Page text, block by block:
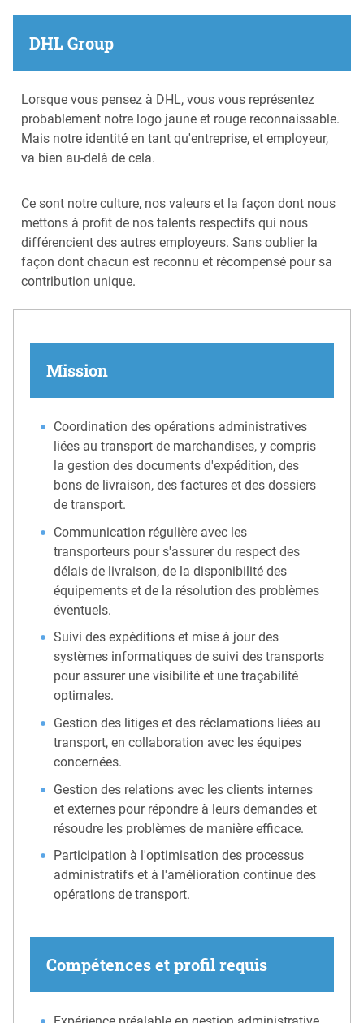
DHL Group
​​Lorsque vous pensez à DHL, vous vous représentez
probablement notre logo jaune et rouge reconnaissable.
Mais notre identité en tant qu'entreprise, et employeur,
va bien au-delà de cela.
Ce sont notre culture, nos valeurs et la façon dont nous
mettons à profit de nos talents respectifs qui nous
différencient des autres employeurs. Sans oublier la
façon dont chacun est reconnu et récompensé pour sa
contribution unique.
Mission
Coordination des opérations administratives
liées au transport de marchandises, y compris
la gestion des documents d'expédition, des
bons de livraison, des factures et des dossiers
de transport.
Communication régulière avec les
transporteurs pour s'assurer du respect des
délais de livraison, de la disponibilité des
équipements et de la résolution des problèmes
éventuels.
Suivi des expéditions et mise à jour des
systèmes informatiques de suivi des transports
pour assurer une visibilité et une traçabilité
optimales.
Gestion des litiges et des réclamations liées au
transport, en collaboration avec les équipes
concernées.
Gestion des relations avec les clients internes
et externes pour répondre à leurs demandes et
résoudre les problèmes de manière efficace.
Participation à l'optimisation des processus
administratifs et à l'amélioration continue des
opérations de transport.
Compétences et profil requis